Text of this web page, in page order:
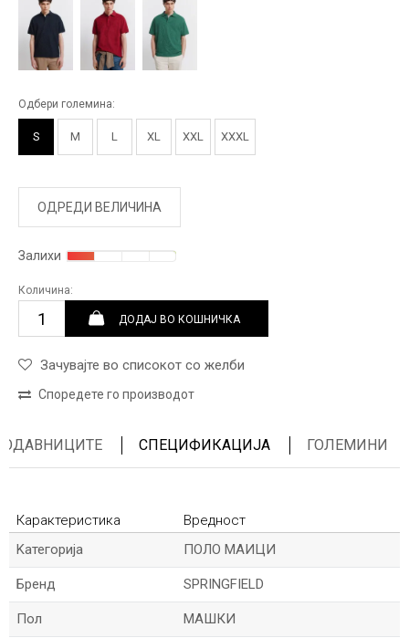
Одбери големина:
S M L XL XXL XXXL
ОДРЕДИ ВЕЛИЧИНА
Залихи
Количина:
ДОДАЈ ВО КОШНИЧКА
Зачувајте во списокот со желби
Споредете го производот
СПЕЦИФИКАЦИЈА ГОЛЕМИНИ
Карактеристика
Вредност
Kатегорија
ПОЛО МАИЦИ
Бренд SPRINGFIELD
Пол МАШКИ